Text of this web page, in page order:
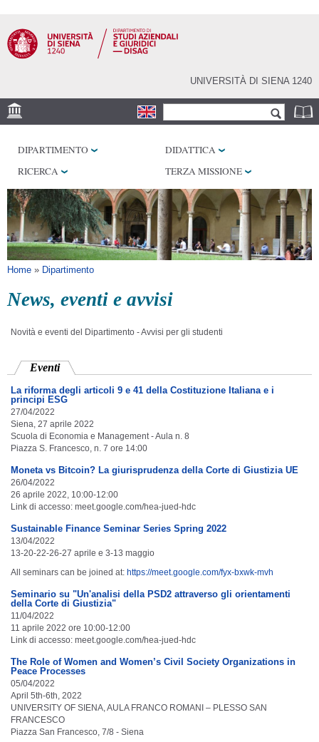
contenuto
principale
UNIVERSITÀ DI SIENA 1240
Form di ricerca
LABORATORI
BIBLIOTECHE
SERVIZI
SEM
DIPARTIMENTO
DIDATTICA
RICERCA
TERZA MISSIONE
Tu sei qui
Home » Dipartimento
News, eventi e avvisi
Novità e eventi del Dipartimento - Avvisi per gli studenti
Eventi(scheda attiva)
La riforma degli articoli 9 e 41 della Costituzione Italiana e i
principi ESG
27/04/2022
Siena, 27 aprile 2022
Scuola di Economia e Management - Aula n. 8
Piazza S. Francesco, n. 7 ore 14:00
Moneta vs Bitcoin? La giurisprudenza della Corte di Giustizia UE
26/04/2022
26 aprile 2022, 10:00-12:00
Link di accesso: meet.google.com/hea-jued-hdc
Sustainable Finance Seminar Series Spring 2022
13/04/2022
13-20-22-26-27 aprile e 3-13 maggio
All seminars can be joined at: https://meet.google.com/fyx-bxwk-mvh
Seminario su "Un'analisi della PSD2 attraverso gli orientamenti
della Corte di Giustizia"
11/04/2022
11 aprile 2022 ore 10:00-12:00
Link di accesso: meet.google.com/hea-jued-hdc
The Role of Women and Women’s Civil Society Organizations in
Peace Processes
05/04/2022
April 5th-6th, 2022
UNIVERSITY OF SIENA, AULA FRANCO ROMANI – PLESSO SAN
FRANCESCO
Piazza San Francesco, 7/8 - Siena